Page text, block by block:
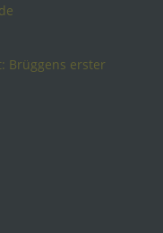
Brüggens erster